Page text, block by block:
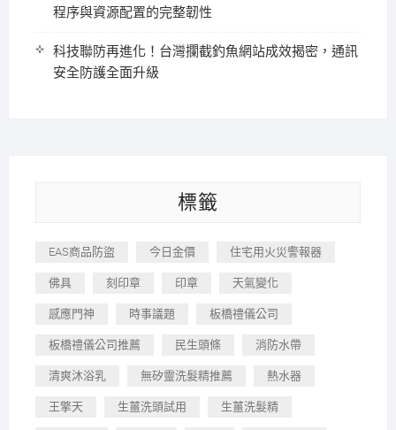
程序與資源配置的完整韌性
科技聯防再進化！台灣攔截釣魚網站成效揭密，通訊
安全防護全面升級
標籤
EAS商品防盜 今日金價 住宅用火災警報器
佛具 刻印章 印章 天氣變化
感應門神 時事議題 板橋禮儀公司
板橋禮儀公司推薦 民生頭條 消防水帶
清爽沐浴乳 無矽靈洗髮精推薦 熱水器
王擎天 生薑洗頭試用 生薑洗髮精